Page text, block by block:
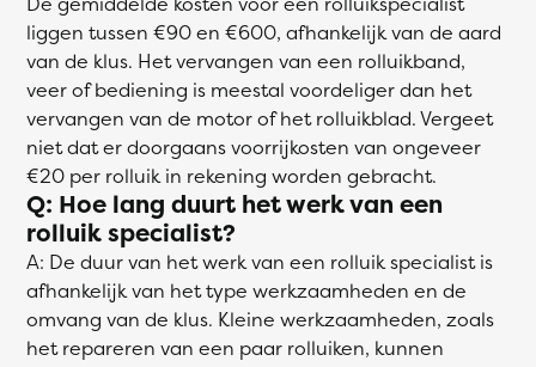
liggen tussen €90 en €600, afhankelijk van de aard
van de klus. Het vervangen van een rolluikband,
veer of bediening is meestal voordeliger dan het
vervangen van de motor of het rolluikblad. Vergeet
niet dat er doorgaans voorrijkosten van ongeveer
€20 per rolluik in rekening worden gebracht.
Q: Hoe lang duurt het werk van een
rolluik specialist?
A: De duur van het werk van een rolluik specialist is
afhankelijk van het type werkzaamheden en de
omvang van de klus. Kleine werkzaamheden, zoals
het repareren van een paar rolluiken, kunnen